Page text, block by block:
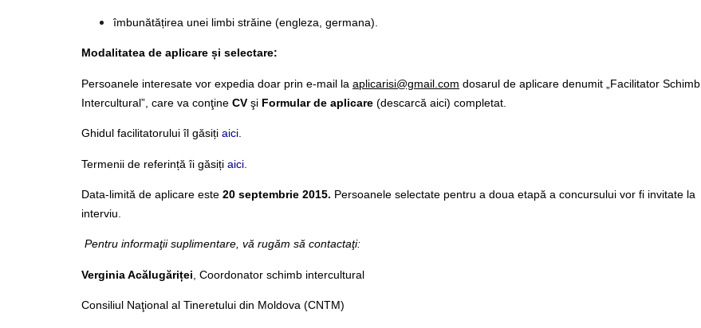
îmbunătățirea unei limbi străine (engleza, germana).
Modalitatea de aplicare și selectare:
Persoanele interesate vor expedia doar prin e-mail la aplicarisi@gmail.com dosarul de aplicare denumit „Facilitator Schimb
Intercultural”, care va conţine CV şi Formular de aplicare (descarcă aici) completat.
Ghidul facilitatorului îl găsiți aici
Termenii de referință îi găsiți aici
Data-limită de aplicare este 20 septembrie 2015. Persoanele selectate pentru a doua etapă a concursului vor fi invitate la
interviu.
Pentru informaţii suplimentare, vă rugăm să contactaţi:
Verginia Acălugăriței , Coordonator schimb intercultural
Consiliul Naţional al Tineretului din Moldova (CNTM)